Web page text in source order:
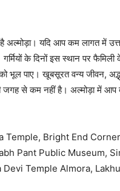
अल्मोड़ा। यदि आप कम लागत में
के दिनों इस स्थान पर
भूल पाए। खूबसूरत वन्य जीवन,
कम नहीं है। अल्मोड़ा में आप
Temple, Bright End
Pant Public Museum,
Temple Almora,